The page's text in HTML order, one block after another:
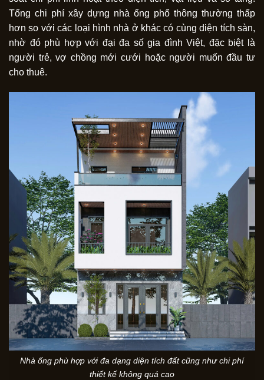
Tổng chi phí xây dựng nhà ống phổ thông thường thấp
hơn so với các loại hình nhà ở khác có cùng diện tích sàn,
nhờ đó phù hợp với đại đa số gia đình Việt, đặc biệt là
người trẻ, vợ chồng mới cưới hoặc người muốn đầu tư
cho thuê.
Nhà ống phù hợp với đa dạng diện tích đất cũng như chi phí
thiết kế không quá cao